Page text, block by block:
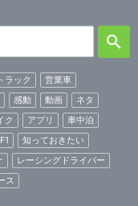
ラック
営業車
感動 動画
ネタ
ク アプリ
車中泊
F1
知っておきたい
レーシングドライバー
ス